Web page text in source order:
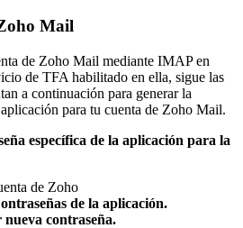
Mail
de Zoho Mail mediante IMAP en
de TFA habilitado en ella, sigue las
a continuación para generar la
para tu cuenta de Zoho Mail.
específica de la aplicación para la
de Zoho
de la aplicación.
nueva contraseña.